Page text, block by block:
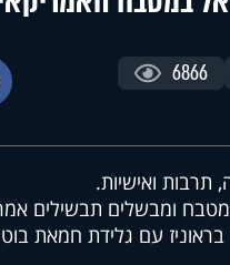
6866
תרבות ואישיות.
ומבשלים תבשילים
בראוניז עם גלידת חמאת